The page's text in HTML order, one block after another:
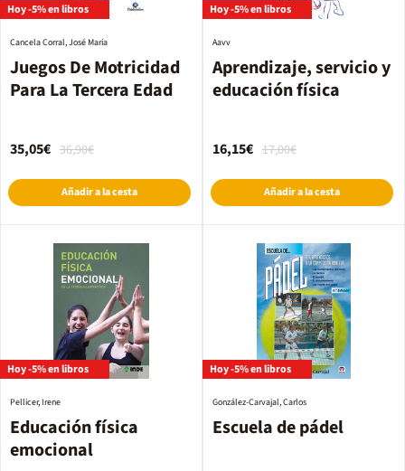
Hoy -5% en libros
Juegos De Motricidad
Para La Tercera Edad
Cancela Corral, José María
36,90€
35,05€
Añadir a la cesta
Hoy -5% en libros
Aprendizaje, servicio y
educación física
Aavv
17,00€
16,15€
Añadir a la cesta
Hoy -5% en libros
Educación física
emocional
Pellicer, Irene
Hoy -5% en libros
Escuela de pádel
González-Carvajal, Carlos